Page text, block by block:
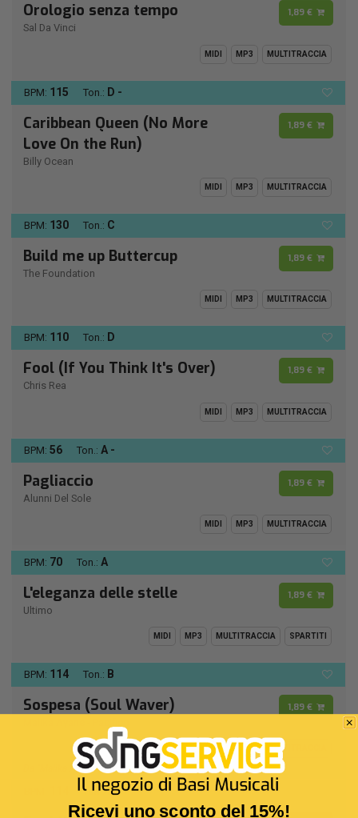
Orologio senza tempo
Sal Da Vinci
1,89 €
MIDI MP3 MULTITRACCIA
BPM: 115 Ton.: D -
Caribbean Queen (No More
Love On the Run)
Billy Ocean
1,89 €
MIDI MP3 MULTITRACCIA
BPM: 130 Ton.: C
Build me up Buttercup
The Foundation
1,89 €
MIDI MP3 MULTITRACCIA
BPM: 110 Ton.: D
Fool (If You Think It's Over)
Chris Rea
1,89 €
MIDI MP3 MULTITRACCIA
BPM: 56 Ton.: A -
Pagliaccio
Alunni Del Sole
1,89 €
MIDI MP3 MULTITRACCIA
BPM: 70 Ton.: A
L'eleganza delle stelle
Ultimo
1,89 €
MIDI MP3 MULTITRACCIA SPARTITI
BPM: 114 Ton.: B
Sospesa (Soul Waver) 1,89 €
MIDI MP3 MULTITRACCIA
Da "Malika Ayane (2009)" - Track 02
Ton.:B
Ricevi uno sconto del 15%!